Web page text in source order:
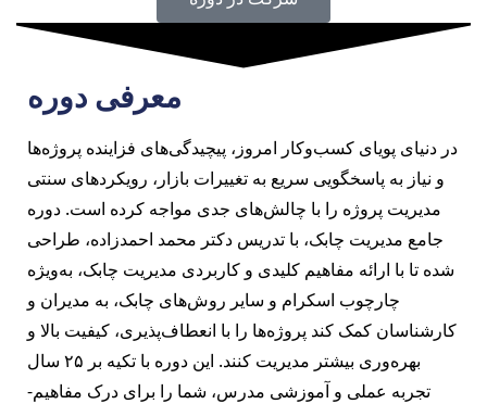
معرفی دوره
در دنیای پویای کسب‌وکار امروز، پیچیدگی‌های فزاینده پروژه‌ها
و نیاز به پاسخگویی سریع به تغییرات بازار، رویکردهای سنتی
مدیریت پروژه را با چالش‌های جدی مواجه کرده است. دوره
جامع مدیریت چابک، با تدریس دکتر محمد احمدزاده، طراحی
شده تا با ارائه مفاهیم کلیدی و کاربردی مدیریت چابک، به‌ویژه
چارچوب اسکرام و سایر روش‌های چابک، به مدیران و
کارشناسان کمک کند پروژه‌ها را با انعطاف‌پذیری، کیفیت بالا و
بهره‌وری بیشتر مدیریت کنند. این دوره با تکیه بر ۲۵ سال
تجربه عملی و آموزشی مدرس، شما را برای درک مفاهیم-